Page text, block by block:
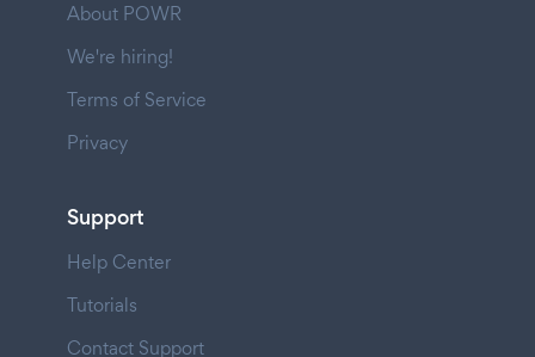
About POWR
We're hiring!
Terms of Service
Privacy
Support
Help Center
Tutorials
Contact Support